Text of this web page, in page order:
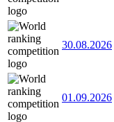
30.08.2026
01.09.2026